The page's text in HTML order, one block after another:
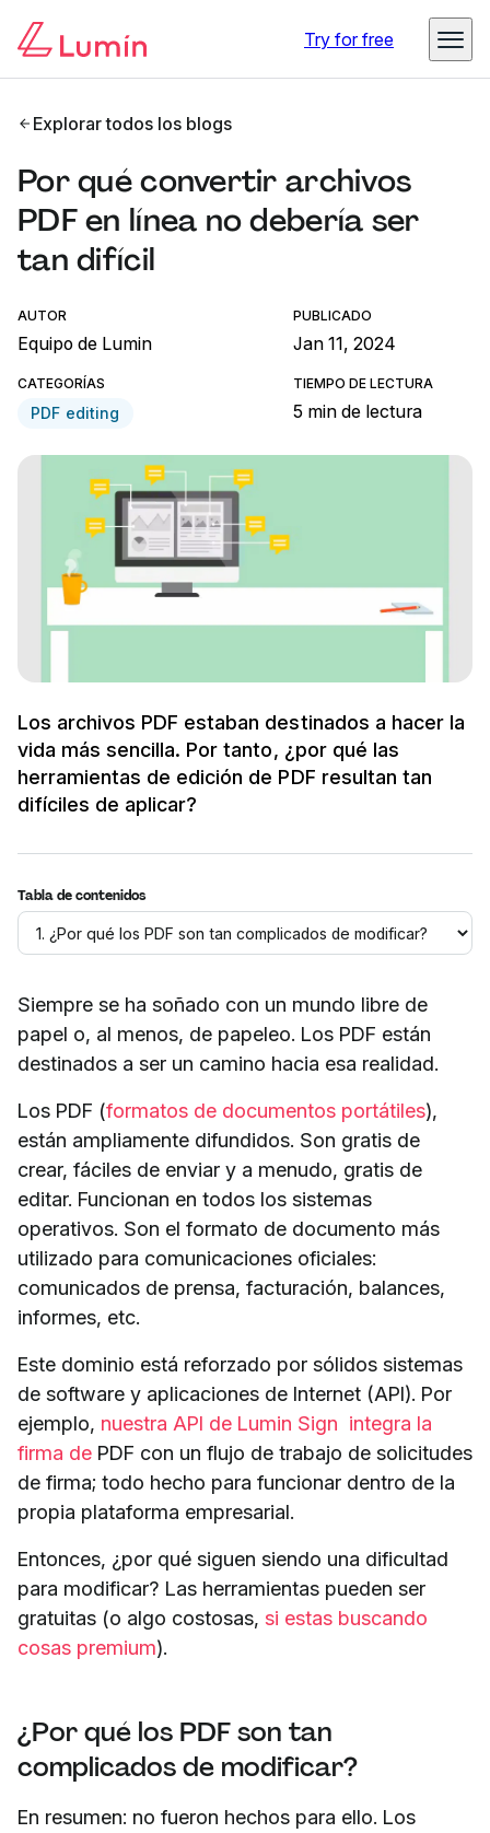
Try for free
Explorar todos los blogs
Por qué convertir archivos
PDF en línea no debería ser
tan difícil
AUTOR
Equipo de Lumin
PUBLICADO
Jan 11, 2024
CATEGORÍAS
PDF editing
TIEMPO DE LECTURA
5 min de lectura
Los archivos PDF estaban destinados a hacer la
vida más sencilla. Por tanto, ¿por qué las
herramientas de edición de PDF resultan tan
difíciles de aplicar?
Tabla de contenidos
Siempre se ha soñado con un mundo libre de
papel o, al menos, de papeleo. Los PDF están
destinados a ser un camino hacia esa realidad.
Los PDF (formatos de documentos portátiles),
están ampliamente difundidos. Son gratis de
crear, fáciles de enviar y a menudo, gratis de
editar. Funcionan en todos los sistemas
operativos. Son el formato de documento más
utilizado para comunicaciones oficiales:
comunicados de prensa, facturación, balances,
informes, etc.
Este dominio está reforzado por sólidos sistemas
de software y aplicaciones de Internet (API). Por
ejemplo, nuestra API de Lumin Sign integra la
firma de PDF con un flujo de trabajo de solicitudes
de firma; todo hecho para funcionar dentro de la
propia plataforma empresarial.
Entonces, ¿por qué siguen siendo una dificultad
para modificar? Las herramientas pueden ser
gratuitas (o algo costosas, si estas buscando
cosas premium).
¿Por qué los PDF son tan
complicados de modificar?
En resumen: no fueron hechos para ello. Los